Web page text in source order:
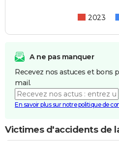
2023
A ne pas manquer
Recevez nos astuces et bons
mail.
En savoir plus sur notre politique de
Victimes d'accidents de